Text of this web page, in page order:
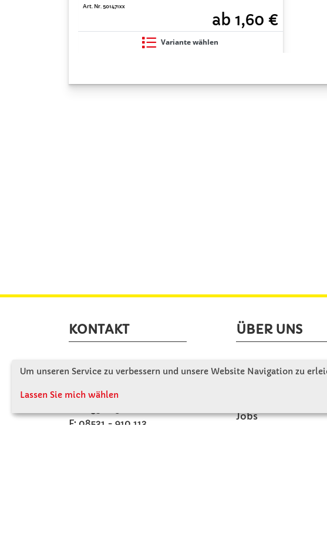
Art. Nr. 501471xx
ab 1,60 €
Variante wählen
KONTAKT
Winkler Schulbedarf GmbH
D - 94060 Pocking
F: 08531 - 910 113
ÜBER UNS
Wir stellen uns vor
Jobs
Um unseren Service zu verbessern und unsere Website Navigation zu
Lassen Sie mich wählen